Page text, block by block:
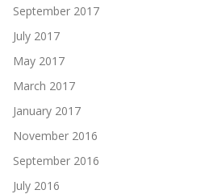
September 2017
July 2017
May 2017
March 2017
January 2017
November 2016
September 2016
July 2016